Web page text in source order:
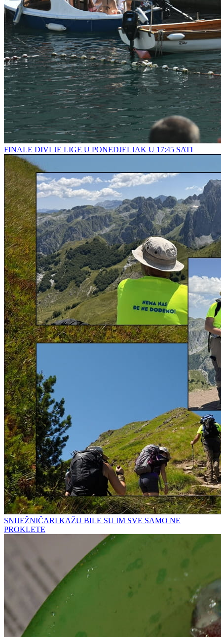
FINALE DIVLJE LIGE U PONEDJELJAK U 17:45 SATI
SNIJEŽNIČARI KAŽU BILE SU IM SVE SAMO NE
PROKLETE